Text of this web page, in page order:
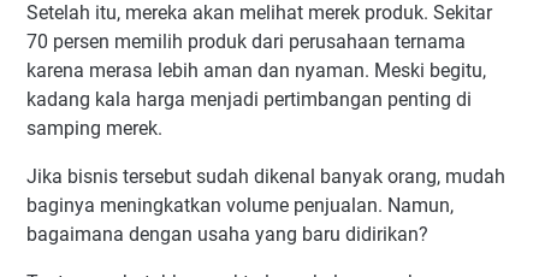
Setelah itu, mereka akan melihat merek produk. Sekitar
70 persen memilih produk dari perusahaan ternama
karena merasa lebih aman dan nyaman. Meski begitu,
kadang kala harga menjadi pertimbangan penting di
samping merek.
Jika bisnis tersebut sudah dikenal banyak orang, mudah
baginya meningkatkan volume penjualan. Namun,
bagaimana dengan usaha yang baru didirikan?